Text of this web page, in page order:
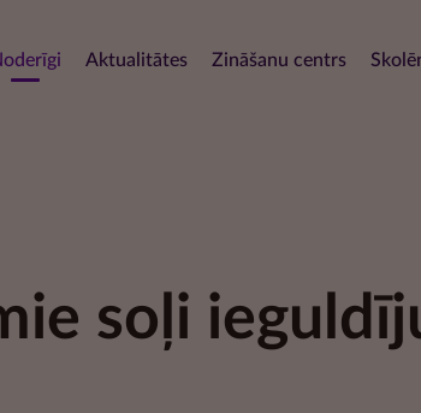
Aktualitātes Zināšanu centrs
soļi